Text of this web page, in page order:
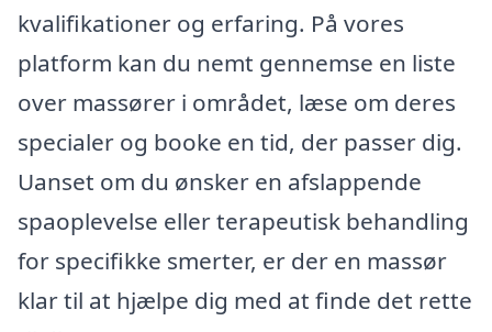
kvalifikationer og erfaring. På vores
platform kan du nemt gennemse en liste
over massører i området, læse om deres
specialer og booke en tid, der passer dig.
Uanset om du ønsker en afslappende
spaoplevelse eller terapeutisk behandling
for specifikke smerter, er der en massør
klar til at hjælpe dig med at finde det rette